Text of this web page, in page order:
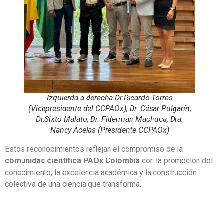
Izquierda a derecha:Dr.Ricardo Torres
(Vicepresidente del CCPAOx), Dr. César Pulgarín,
Dr.Sixto Malato, Dr. Fiderman Machuca, Dra.
Nancy Acelas (Presidente CCPAOx)
Estos reconocimientos reflejan el compromiso de la
comunidad científica PAOx Colombia con la promoción del
conocimiento, la excelencia académica y la construcción
colectiva de una ciencia que transforma.